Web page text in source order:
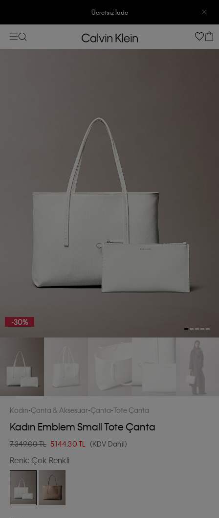
Ücretsiz İade
3500 TL Üzeri Ücretsiz Kargo
3500 TL Üzeri Ücretsiz Kargo
-30%
Kadın Çanta & Aksesuar Çanta Tote Çanta
Kadın Emblem Small Tote Çanta
7.349,00 TL 5.144,30 TL (KDV Dahil)
Renk: Çok Renkli